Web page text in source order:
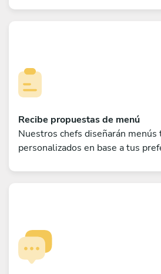
Recibe propuestas de menú
Nuestros chefs diseñarán
personalizados en base a tus